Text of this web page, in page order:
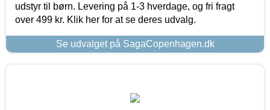
udstyr til børn. Levering på 1-3 hverdage, og fri fragt
over 499 kr. Klik her for at se deres udvalg.
Se udvalget på SagaCopenhagen.dk